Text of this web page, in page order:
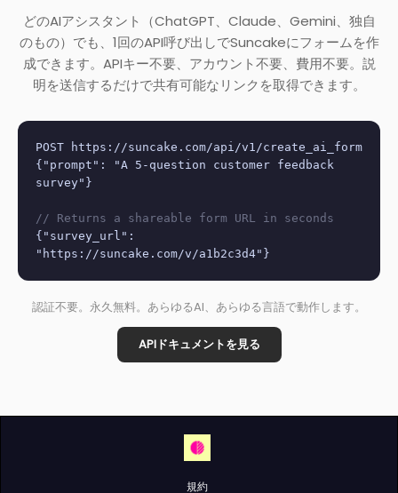
どのAIアシスタント（ChatGPT、Claude、Gemini、独自
のもの）でも、1回のAPI呼び出しでSuncakeにフォームを作
成できます。APIキー不要、アカウント不要、費用不要。説
明を送信するだけで共有可能なリンクを取得できます。
POST https://suncake.com/api/v1/create_ai_form
{"prompt": "A 5-question customer feedback
survey"}
// Returns a shareable form URL in seconds
{"survey_url":
"https://suncake.com/v/a1b2c3d4"}
認証不要。永久無料。あらゆるAI、あらゆる言語で動作します。
APIドキュメントを見る
規約